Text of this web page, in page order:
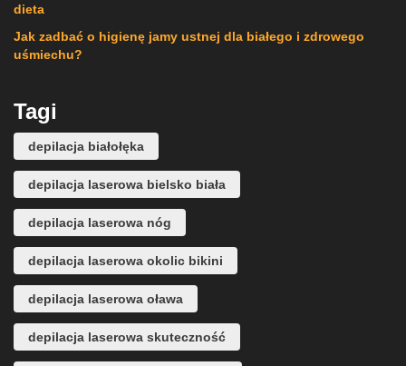
dieta
Jak zadbać o higienę jamy ustnej dla białego i zdrowego
uśmiechu?
Tagi
depilacja białołęka
depilacja laserowa bielsko biała
depilacja laserowa nóg
depilacja laserowa okolic bikini
depilacja laserowa oława
depilacja laserowa skuteczność